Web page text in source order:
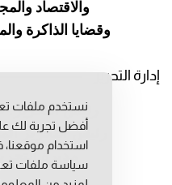
والاقتصاد
وقضايا الذاكرة
إدارة التحرير
رئيس التحرير:
رئيس التحرير
مديرة
نستخدم ملفات
أفضل تجربة لك
استخدام
سياسة ملفات